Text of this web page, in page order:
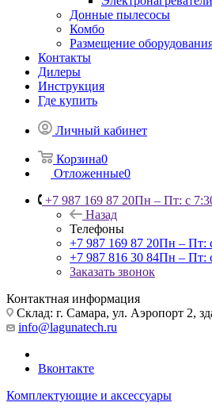
Донные пылесосы
Комбо
Размещение
Контакты
Дилеры
Инструкция
Где купить
Личный кабинет
Корзина0
Отложенные0
+7 987 169 87 20Пн – Пт: с
Назад
Телефоны
+7 987 169 87 20Пн – Пт:
+7 987 816 30 84Пн – Пт:
Заказать звонок
Контактная информация
Склад: г. Самара, ул. Аэропорт 2,
info@lagunatech.ru
Вконтакте
Комплектующие и аксессуары